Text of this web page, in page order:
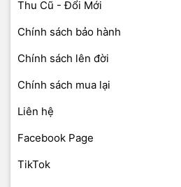
Thu Cũ - Đổi Mới
Chính sách bảo hành
Chính sách lên đời
Chính sách mua lại
Liên hệ
Facebook Page
TikTok